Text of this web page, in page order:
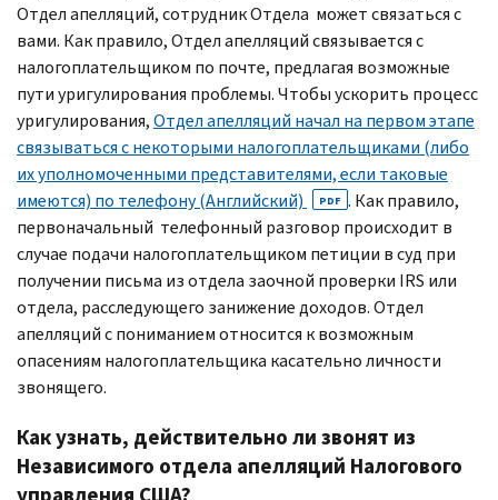
Отдел апелляций, сотрудник Отдела может связаться с
вами. Как правило, Отдел апелляций связывается с
налогоплательщиком по почте, предлагая возможные
пути уригулирования проблемы. Чтобы ускорить процесс
уригулирования,Отдел апелляций начал на первом этапе
связываться с некоторыми налогоплательщиками (либо
их уполномоченными представителями, если таковые
имеются) по телефону (Английский)
PDF . Как правило,
первоначальный телефонный разговор происходит в
случае подачи налогоплательщиком петиции в суд при
получении письма из отдела заочной проверки IRS или
отдела, расследующего занижение доходов. Отдел
апелляций с пониманием относится к возможным
опасениям налогоплательщика касательно личности
звонящего.
Как узнать, действительно ли звонят из
Независимого отдела апелляций Налогового